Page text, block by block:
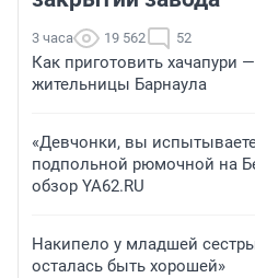
3 часа 19 562 52
Как приготовить хачапури
жительницы Барнаула
«Девчонки, вы испытываете
подпольной рюмочной на
обзор YA62.RU
Накипело у младшей
осталась быть хорошей»